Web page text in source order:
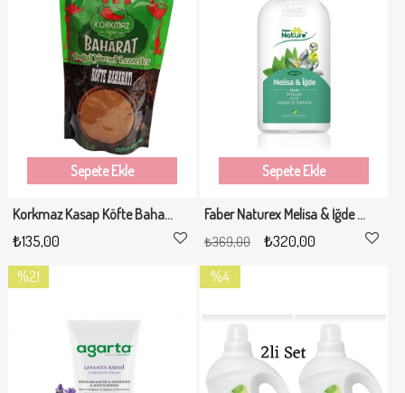
Korkmaz Kasap Köfte Baharatı 250gr
₺135,00
Sepete Ekle
Faber Naturex Melisa & İğde Kokulu Köpük El Sabunu 2.5 LT
₺320,00
₺369,00
Sepete Ekle
%21
%4